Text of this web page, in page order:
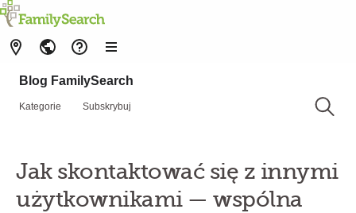
Blog FamilySearch
Kategorie Subskrybuj
Jak skontaktować się z innymi
użytkownikami — wspólna